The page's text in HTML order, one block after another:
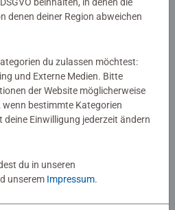
Pikachu
16,99 €
Ähnliche Motive
denen deiner Region abweichen
du zulassen möchtest:
und Externe Medien. Bitte
der Website möglicherweise
bestimmte Kategorien
Einwilligung jederzeit ändern
du in unseren
unserem Impressum.